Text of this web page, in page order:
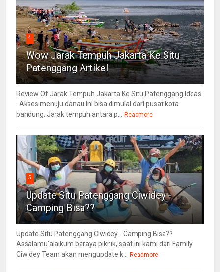
4
Wow Jarak Tempuh Jakarta Ke Situ
Patenggang Artikel
Review Of Jarak Tempuh Jakarta Ke Situ Patenggang Ideas
. Akses menuju danau ini bisa dimulai dari pusat kota
bandung. Jarak tempuh antara p...
Readmore
5
Update Situ Patenggang Ciwidey -
Camping Bisa??
Update Situ Patenggang CIwidey - Camping Bisa??
Assalamu'alaikum baraya piknik, saat ini kami dari Family
Ciwidey Team akan mengupdate k...
Readmore